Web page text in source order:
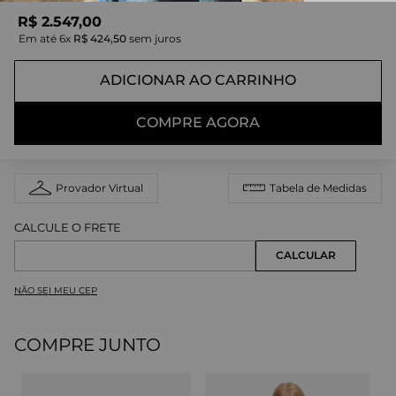
R$ 2.547,00
Em até 6x R$ 424,50 sem juros
ADICIONAR AO CARRINHO
COMPRE AGORA
Provador Virtual Tabela de Medidas
NÃO SEI MEU CEP
COMPRE JUNTO